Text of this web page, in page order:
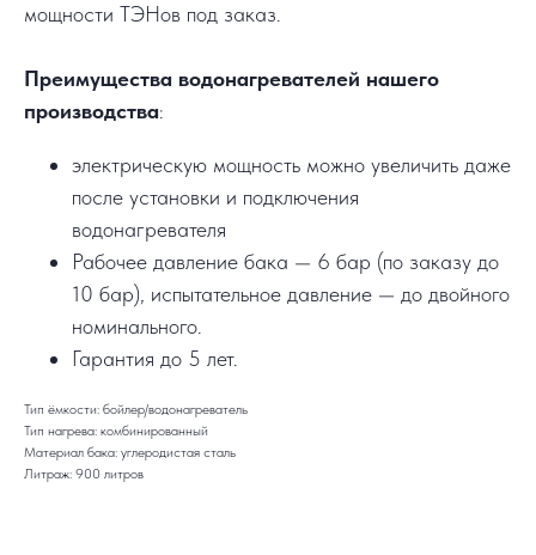
мощности ТЭНов под заказ.
Преимущества водонагревателей нашего
производства:
электрическую мощность можно увеличить даже
после установки и подключения
водонагревателя
Рабочее давление бака — 6 бар (по заказу до
10 бар), испытательное давление — до двойного
номинального.
Гарантия до 5 лет.
Тип ёмкости: бойлер/водонагреватель
Тип нагрева: комбинированный
Материал бака: углеродистая сталь
Литраж: 900 литров